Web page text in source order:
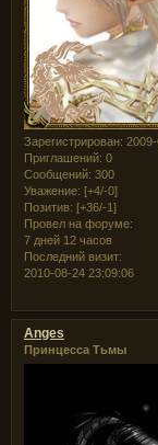
Зарегистрирован:
Приглашений: 0
Сообщений: 300
Уважение: [+4/-0]
Позитив: [+36/-1]
Провел на форуме:
7 дней 12 часов
Последний визит:
2010-08-24 23:09:06
Anges
Принцесса Тьмы